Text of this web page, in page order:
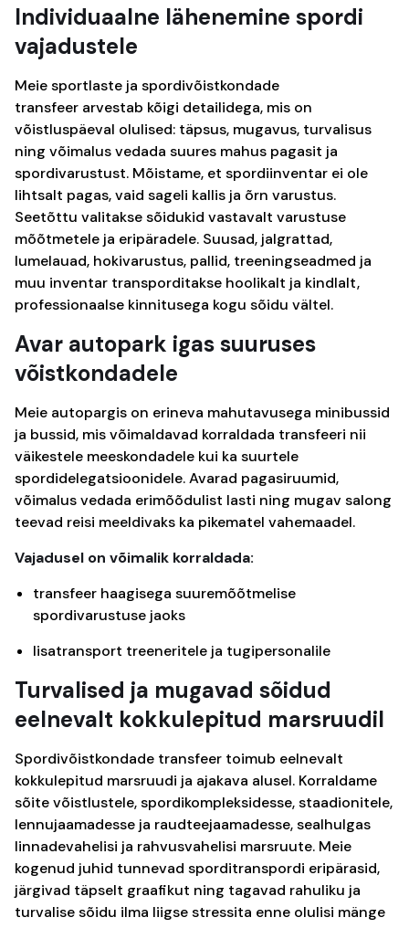
Individuaalne lähenemine spordi
vajadustele
Meie sportlaste ja spordivõistkondade
transfeer arvestab kõigi detailidega, mis on
võistluspäeval olulised: täpsus, mugavus, turvalisus
ning võimalus vedada suures mahus pagasit ja
spordivarustust. Mõistame, et spordiinventar ei ole
lihtsalt pagas, vaid sageli kallis ja õrn varustus.
Seetõttu valitakse sõidukid vastavalt varustuse
mõõtmetele ja eripäradele. Suusad, jalgrattad,
lumelauad, hokivarustus, pallid, treeningseadmed ja
muu inventar transporditakse hoolikalt ja kindlalt,
professionaalse kinnitusega kogu sõidu vältel.
Avar autopark igas suuruses
võistkondadele
Meie autopargis on erineva mahutavusega minibussid
ja bussid, mis võimaldavad korraldada transfeeri nii
väikestele meeskondadele kui ka suurtele
spordidelegatsioonidele. Avarad pagasiruumid,
võimalus vedada erimõõdulist lasti ning mugav salong
teevad reisi meeldivaks ka pikematel vahemaadel.
Vajadusel on võimalik korraldada:
transfeer haagisega suuremõõtmelise
spordivarustuse jaoks
lisatransport treeneritele ja tugipersonalile
Turvalised ja mugavad sõidud
eelnevalt kokkulepitud marsruudil
Spordivõistkondade transfeer toimub eelnevalt
kokkulepitud marsruudi ja ajakava alusel. Korraldame
sõite võistlustele, spordikompleksidesse, staadionitele,
lennujaamadesse ja raudteejaamadesse, sealhulgas
linnadevahelisi ja rahvusvahelisi marsruute. Meie
kogenud juhid tunnevad sporditranspordi eripärasid,
järgivad täpselt graafikut ning tagavad rahuliku ja
turvalise sõidu ilma liigse stressita enne olulisi mänge